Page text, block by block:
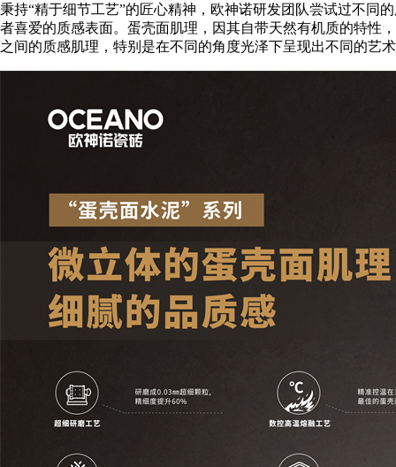
秉持“精于细节工艺”的匠心精神，欧神诺研发团队尝试过不同
者喜爱的质感表面。蛋壳面肌理，因其自带天然有机质的特性
之间的质感肌理，特别是在不同的角度光泽下呈现出不同的艺